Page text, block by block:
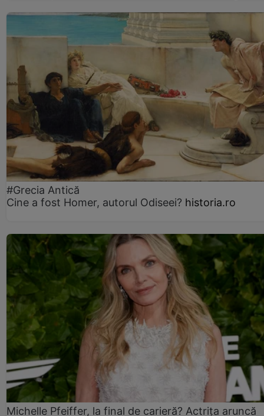
#Grecia Antică
Cine a fost Homer, autorul Odiseei? historia.ro
Michelle Pfeiffer, la final de carieră? Actrița aruncă